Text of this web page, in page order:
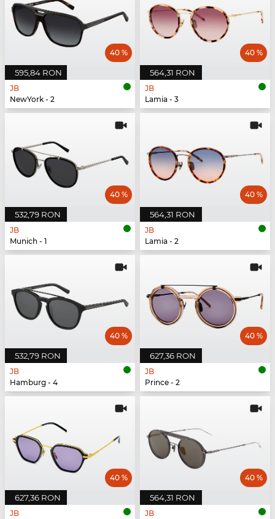
595,84 RON
40 %
JB
NewYork - 2
564,31 RON
40 %
JB
Lamia - 3
532,79 RON
40 %
JB
Munich - 1
564,31 RON
40 %
JB
Lamia - 2
532,79 RON
40 %
JB
Hamburg - 4
627,36 RON
40 %
JB
Prince - 2
627,36 RON
40 %
JB
564,31 RON
40 %
JB